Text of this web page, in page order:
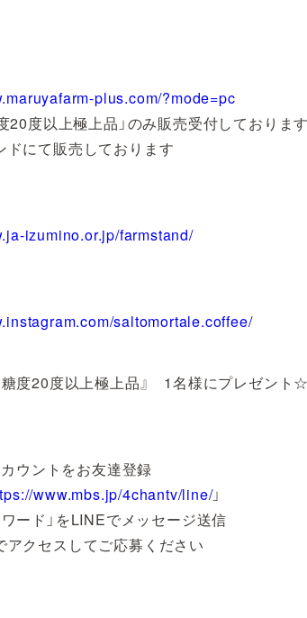
plus.com/?mode=pc
20度以上極上品」のみ販売受付しておりま
にて販売しております
izumino.or.jp/farmstand/
saltomortale.coffee/
度20度以上極上品』 1名様にプレゼント
ウントをお友達登録
www.mbs.jp/4chantv/line/」
ード」をLINEでメッセージ送信
クセスしてご応募ください